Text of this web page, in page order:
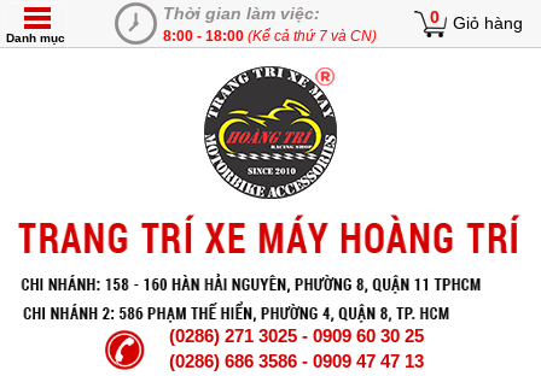
Thời gian làm việc:
8:00 - 18:00 (Kể cả thứ 7 và CN)
0 Giỏ hàng
Danh mục
(0286) 271 3025 - 0909 60 30 25
(0286) 686 3586 - 0909 47 47 13